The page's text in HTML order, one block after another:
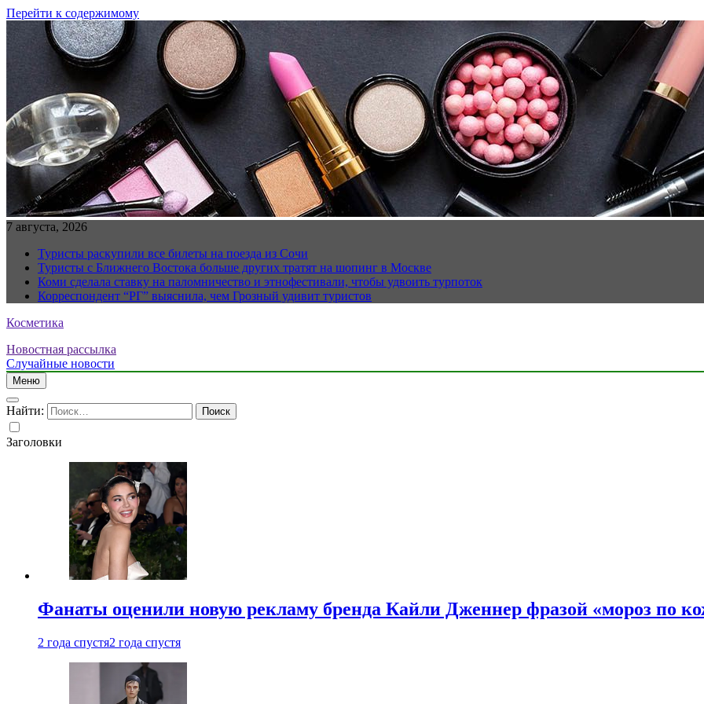
Перейти к содержимому
7 августа, 2026
Туристы раскупили все билеты на поезда из Сочи
Туристы с Ближнего Востока больше других тратят на шопинг в Москве
Коми сделала ставку на паломничество и этнофестивали, чтобы удвоить турпоток
Корреспондент “РГ” выяснила, чем Грозный удивит туристов
Косметика
Новостная рассылка
Случайные новости
Меню
Найти:
Заголовки
Фанаты оценили новую рекламу бренда Кайли Дженнер фразой «мороз по
2 года спустя2 года спустя